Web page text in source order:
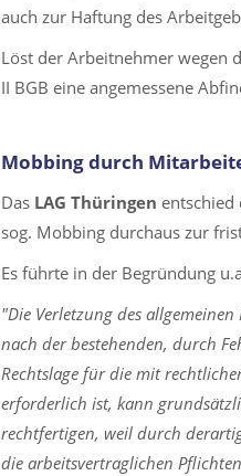
auch zur Haftung des
Löst der Arbeitnehmer wegen
II BGB eine angemessene
Mobbing durch
Das LAG Thüringen entschied
sog. Mobbing durchaus zur
Es führte in der Begründung
"Die Verletzung des
nach der bestehenden, durch
Rechtslage für die mit
erforderlich ist, kann
rechtfertigen, weil durch
die arbeitsvertraglichen